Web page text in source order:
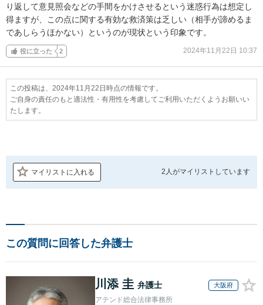
り返して意見照会などの手間をかけさせるという迷惑行為は想定し
得ますが、この点に関する有効な救済策は乏しい（相手が諦めるま
であしらうほかない）というのが現状という印象です。
役に立った 2 2024年11月22日 10:37
この投稿は、2024年11月22日時点の情報です。
ご自身の責任のもと適法性・有用性を考慮してご利用いただくようお願いい
たします。
マイリストに入れる 2人がマイリストしています
この質問に回答した弁護士
川添 圭 弁護士 大阪府
アテンド総合法律事務所